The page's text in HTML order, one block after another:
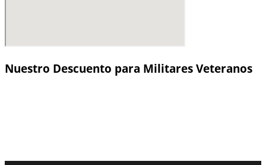
Nuestro Descuento para Militares Veteranos